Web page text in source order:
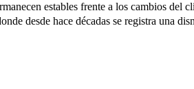
estables frente a los cambios del
desde hace décadas se registra una